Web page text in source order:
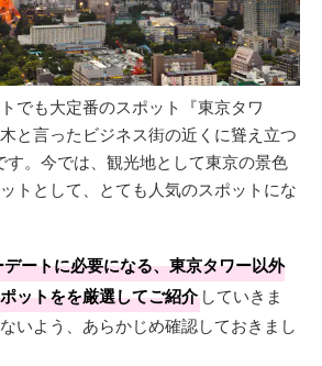
でも大定番のスポット『東京タワ
と言ったビジネス街の近くに聳え立つ
す。今では、観光地として東京の景色
トとして、とても人気のスポットにな
ートに必要になる、東京タワー以外
ットをを厳選してご紹介 していきま
いよう、あらかじめ確認しておきまし